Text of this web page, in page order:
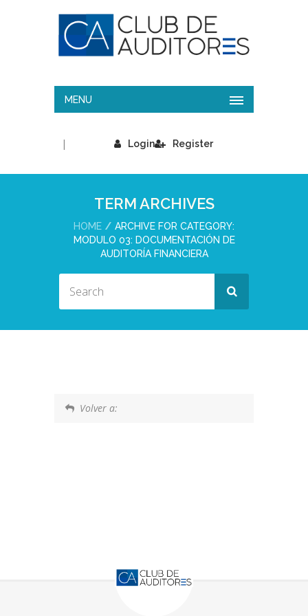
MENU
Login
| Register
TERM ARCHIVES
HOME
ARCHIVE FOR CATEGORY:
MODULO 03: DOCUMENTACIÓN DE
AUDITORÍA FINANCIERA
Volver a: